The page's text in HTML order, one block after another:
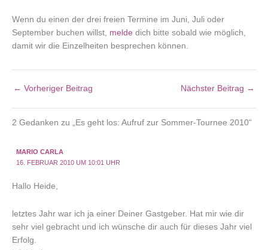
Wenn du einen der drei freien Termine im Juni, Juli oder
September buchen willst, melde dich bitte sobald wie möglich,
damit wir die Einzelheiten besprechen können.
← Vorheriger Beitrag Nächster Beitrag →
2 Gedanken zu „Es geht los: Aufruf zur Sommer-Tournee 2010“
MARIO CARLA
16. FEBRUAR 2010 UM 10:01 UHR
Hallo Heide,
letztes Jahr war ich ja einer Deiner Gastgeber. Hat mir wie dir
sehr viel gebracht und ich wünsche dir auch für dieses Jahr viel
Erfolg.